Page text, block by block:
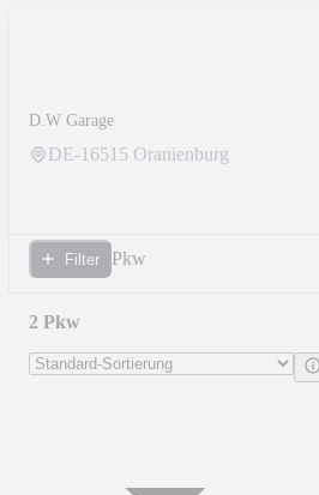
D.W Garage
DE-16515 Oranienburg
Filter Pkw
2 Pkw